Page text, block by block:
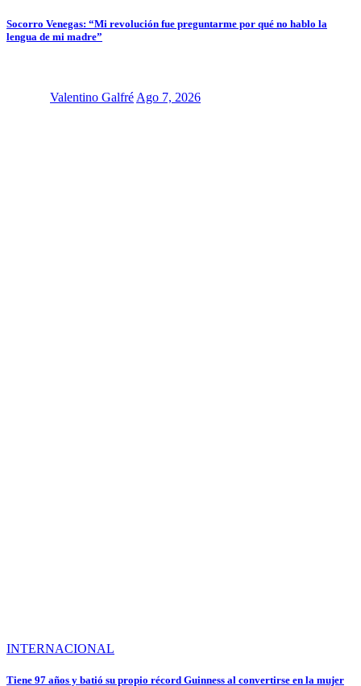
Socorro Venegas: “Mi revolución fue preguntarme por qué no hablo la
lengua de mi madre”
Valentino Galfré Ago 7, 2026
INTERNACIONAL
Tiene 97 años y batió su propio récord Guinness al convertirse en la mujer